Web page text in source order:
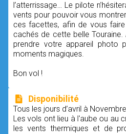
l’atterrissage… Le pilote
vents pour pouvoir vous
ces facettes, afin de vous
cachés de cette belle Touraine.
prendre votre appareil photo
moments magiques.
Bon vol !
Disponibilité
Tous les jours d’avril à
Les vols ont lieu à l'aube ou au
les vents thermiques et de